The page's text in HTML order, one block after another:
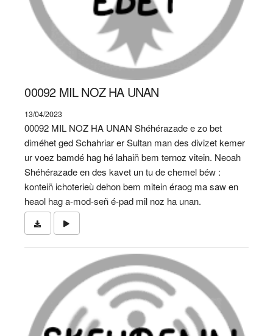
00092 MIL NOZ HA UNAN
13/04/2023
00092 MIL NOZ HA UNAN Shéhérazade e zo bet
diméhet ged Schahriar er Sultan man des divizet kemer
ur voez bamdé hag hé lahaiñ bem ternoz vitein. Neoah
Shéhérazade en des kavet un tu de chemel béw :
konteiñ ichoterieù dehon bem mitein éraog ma saw en
heaol hag a-mod-señ é-pad mil noz ha unan.